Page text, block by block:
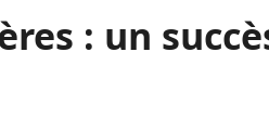
: un